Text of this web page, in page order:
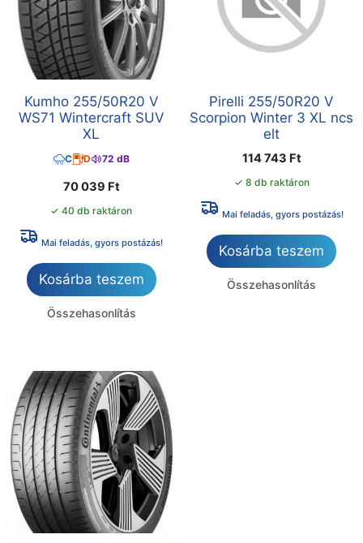
Kumho 255/50R20 V
WS71 Wintercraft SUV
XL
C D 72 dB
70 039 Ft
✓ 40 db raktáron
Mai feladás, gyors postázás!
Kosárba teszem
Összehasonlítás
Pirelli 255/50R20 V
Scorpion Winter 3 XL ncs
elt
114 743 Ft
✓ 8 db raktáron
Mai feladás, gyors postázás!
Kosárba teszem
Összehasonlítás